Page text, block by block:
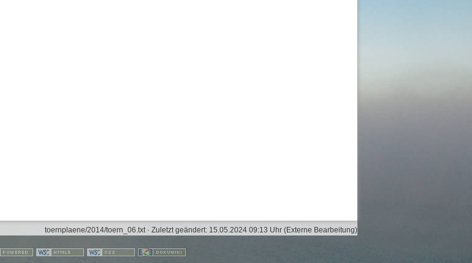
toernplaene/2014/toern_06.txt · Zuletzt geändert: 15.05.2024 09:13 Uhr (Externe Bearbeitung)